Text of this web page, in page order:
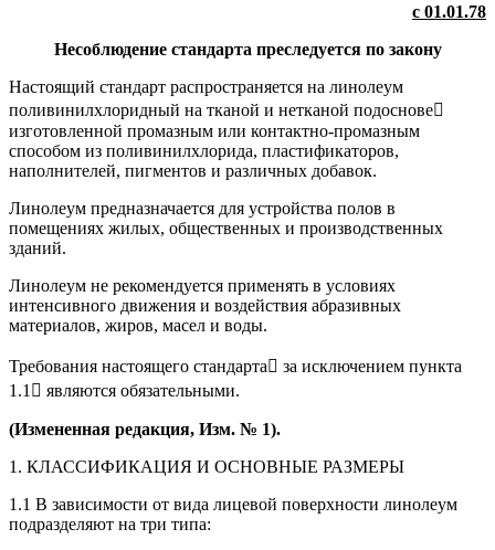
с 01.01.78
Несоблюдение стандарта преследуется по закону
Настоящий стандарт распространяется на линолеум
поливинилхлоридный на тканой и нетканой подоснове
изготовленной промазным или контактно-промазным
способом из поливинилхлорида, пластификаторов,
наполнителей, пигментов и различных добавок.
Линолеум предназначается для устройства полов в
помещениях жилых, общественных и производственных
зданий.
Линолеум не рекомендуется применять в условиях
интенсивного движения и воздействия абразивных
материалов, жиров, масел и воды.
Требования настоящего стандарта за исключением пункта
1.1 являются обязательными.
(Измененная редакция, Изм. № 1).
1. КЛАССИФИКАЦИЯ И ОСНОВНЫЕ РАЗМЕРЫ
1.1 В зависимости от вида лицевой поверхности линолеум
подразделяют на три типа: